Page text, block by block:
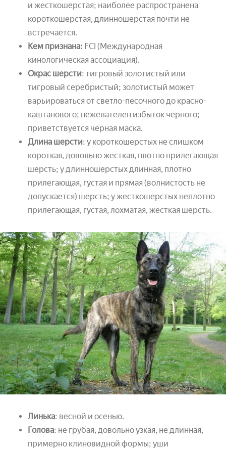
и жесткошерстая; наиболее распространена
короткошерстая, длинношерстая почти не
встречается.
Кем признана: FCI (Международная
кинологическая ассоциация).
Окрас шерсти: тигровый золотистый или
тигровый серебристый; золотистый может
варьироваться от светло-песочного до красно-
каштанового; нежелателен избыток черного;
приветствуется черная маска.
Длина шерсти: у короткошерстых не слишком
короткая, довольно жесткая, плотно прилегающая
шерсть; у длинношерстых длинная, плотно
прилегающая, густая и прямая (волнистость не
допускается) шерсть; у жесткошерстых неплотно
прилегающая, густая, лохматая, жесткая шерсть.
Линька: весной и осенью.
Голова: не грубая, довольно узкая, не длинная,
примерно клиновидной формы; уши